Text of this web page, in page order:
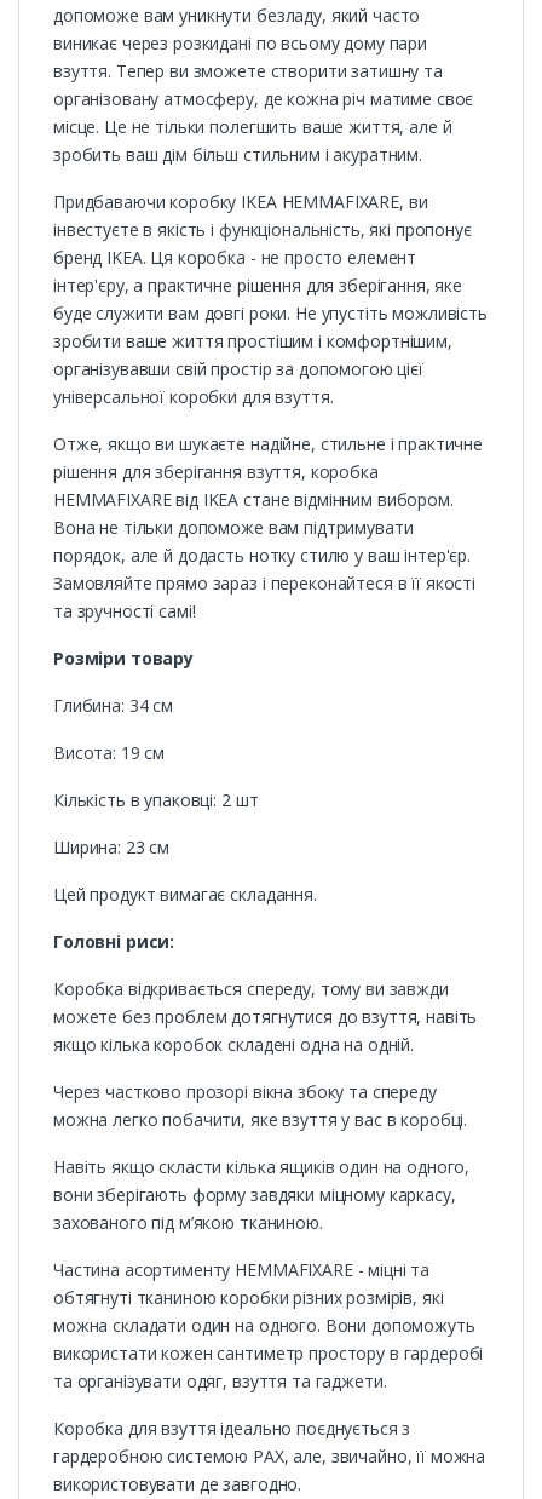
допоможе вам уникнути безладу, який часто
виникає через розкидані по всьому дому пари
взуття. Тепер ви зможете створити затишну та
організовану атмосферу, де кожна річ матиме своє
місце. Це не тільки полегшить ваше життя, але й
зробить ваш дім більш стильним і акуратним.
Придбаваючи коробку IKEA HEMMAFIXARE, ви
інвестуєте в якість і функціональність, які пропонує
бренд IKEA. Ця коробка - не просто елемент
інтер'єру, а практичне рішення для зберігання, яке
буде служити вам довгі роки. Не упустіть можливість
зробити ваше життя простішим і комфортнішим,
організувавши свій простір за допомогою цієї
універсальної коробки для взуття.
Отже, якщо ви шукаєте надійне, стильне і практичне
рішення для зберігання взуття, коробка
HEMMAFIXARE від IKEA стане відмінним вибором.
Вона не тільки допоможе вам підтримувати
порядок, але й додасть нотку стилю у ваш інтер'єр.
Замовляйте прямо зараз і переконайтеся в її якості
та зручності самі!
Розміри товару
Глибина: 34 см
Висота: 19 см
Кількість в упаковці: 2 шт
Ширина: 23 см
Цей продукт вимагає складання.
Головні риси:
Коробка відкривається спереду, тому ви завжди
можете без проблем дотягнутися до взуття, навіть
якщо кілька коробок складені одна на одній.
Через частково прозорі вікна збоку та спереду
можна легко побачити, яке взуття у вас в коробці.
Навіть якщо скласти кілька ящиків один на одного,
вони зберігають форму завдяки міцному каркасу,
захованого під м’якою тканиною.
Частина асортименту HEMMAFIXARE - міцні та
обтягнуті тканиною коробки різних розмірів, які
можна складати один на одного. Вони допоможуть
використати кожен сантиметр простору в гардеробі
та організувати одяг, взуття та гаджети.
Коробка для взуття ідеально поєднується з
гардеробною системою PAX, але, звичайно, її можна
використовувати де завгодно.